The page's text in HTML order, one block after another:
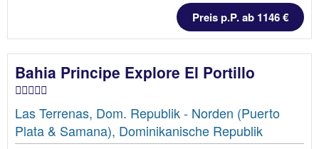
Preis p.P. ab 1146 €
Bahia Principe Explore El Portillo
Las Terrenas, Dom. Republik - Norden (Puerto
Plata & Samana), Dominikanische Republik